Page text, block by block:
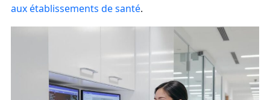
aux établissements de santé.